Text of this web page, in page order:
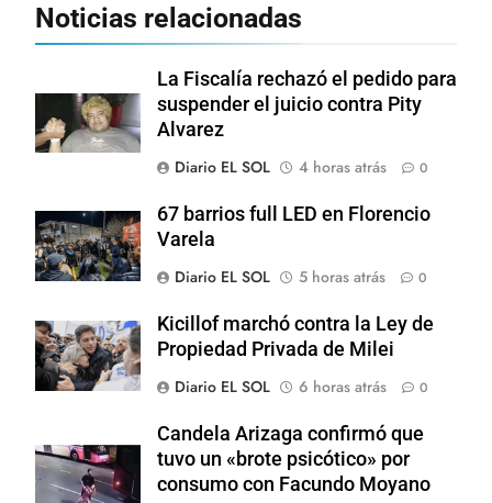
Noticias relacionadas
La Fiscalía rechazó el pedido para
suspender el juicio contra Pity
Alvarez
Diario EL SOL
4 horas atrás 0
67 barrios full LED en Florencio
Varela
Diario EL SOL
5 horas atrás 0
Kicillof marchó contra la Ley de
Propiedad Privada de Milei
Diario EL SOL
6 horas atrás 0
Candela Arizaga confirmó que
tuvo un «brote psicótico» por
consumo con Facundo Moyano